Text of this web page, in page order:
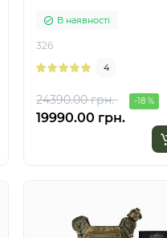
В наявності
326
4
24390.00 грн. -18 %
19990.00 грн.